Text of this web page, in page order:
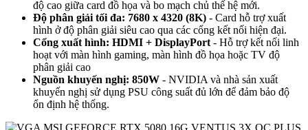
độ cao giữa card đồ họa và bo mạch chủ thế hệ mới.
Độ phân giải tối đa: 7680 x 4320 (8K) - Card hỗ trợ xuất
hình ở độ phân giải siêu cao qua các cổng kết nối hiện đại.
Cổng xuất hình: HDMI + DisplayPort - Hỗ trợ kết nối linh
hoạt với màn hình gaming, màn hình đồ họa hoặc TV độ
phân giải cao
Nguồn khuyến nghị: 850W - NVIDIA và nhà sản xuất
khuyến nghị sử dụng PSU công suất đủ lớn để đảm bảo độ
ổn định hệ thống.